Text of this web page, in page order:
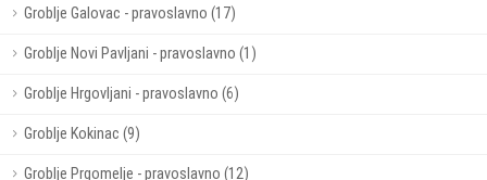
Groblje Galovac - pravoslavno (17)
Groblje Novi Pavljani - pravoslavno (1)
Groblje Hrgovljani - pravoslavno (6)
Groblje Kokinac (9)
Groblje Prgomelje - pravoslavno (12)